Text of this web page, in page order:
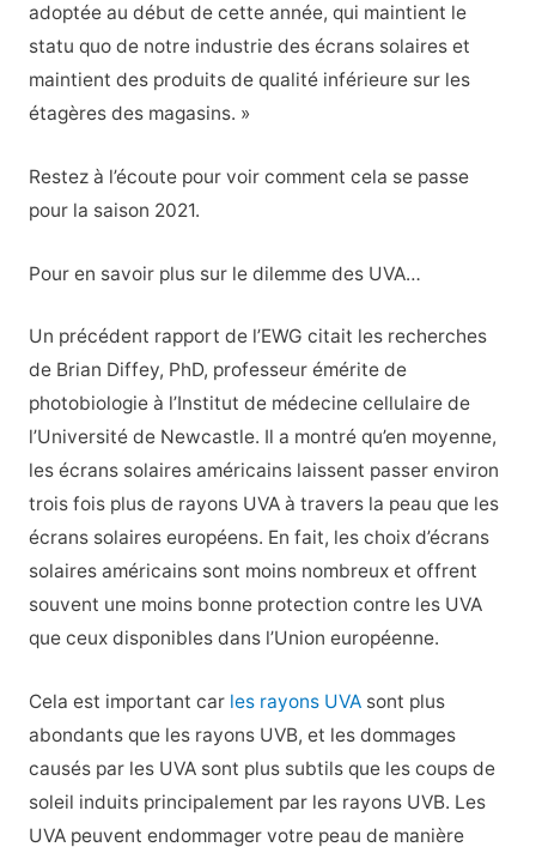
adoptée au début de cette année, qui maintient le
statu quo de notre industrie des écrans solaires et
maintient des produits de qualité inférieure sur les
étagères des magasins. »
Restez à l’écoute pour voir comment cela se passe
pour la saison 2021.
Pour en savoir plus sur le dilemme des UVA…
Un précédent rapport de l’EWG citait les recherches
de Brian Diffey, PhD, professeur émérite de
photobiologie à l’Institut de médecine cellulaire de
l’Université de Newcastle. Il a montré qu’en moyenne,
les écrans solaires américains laissent passer environ
trois fois plus de rayons UVA à travers la peau que les
écrans solaires européens. En fait, les choix d’écrans
solaires américains sont moins nombreux et offrent
souvent une moins bonne protection contre les UVA
que ceux disponibles dans l’Union européenne.
Cela est important car les rayons UVAsont plus
abondants que les rayons UVB, et les dommages
causés par les UVA sont plus subtils que les coups de
soleil induits principalement par les rayons UVB. Les
UVA peuvent endommager votre peau de manière